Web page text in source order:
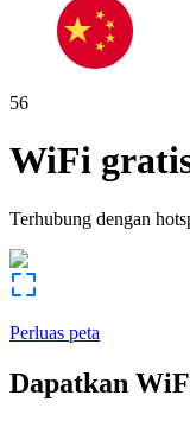
56
WiFi
Terhubung dengan
Perluas peta
Dapatkan